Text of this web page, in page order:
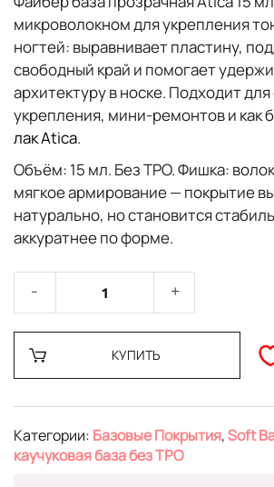
микроволокном для укрепления
ногтей: выравнивает пластину,
свободный край и помогает
архитектуру в носке. Подходит
укрепления, мини-ремонтов и как
лак Atica.
Объём: 15 мл. Без TPO.Фишка:
мягкое армирование — покрытие
натурально, но становится
аккуратнее по форме.
КУПИТЬ
Категории: Базовые Покрытия,Soft
каучуковая база без TPO